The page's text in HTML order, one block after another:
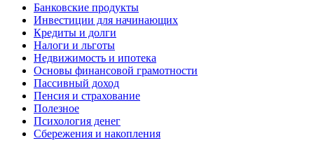
Банковские продукты
Инвестиции для начинающих
Кредиты и долги
Налоги и льготы
Недвижимость и ипотека
Основы финансовой грамотности
Пассивный доход
Пенсия и страхование
Полезное
Психология денег
Сбережения и накопления